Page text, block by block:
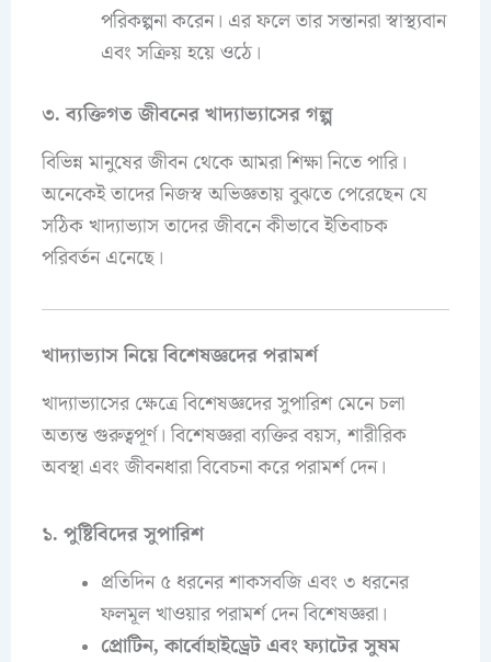
পরিকল্পনা করেন। এর ফলে তার সন্তানরা স্বাস্থ্যবান
এবং সক্রিয় হয়ে ওঠে।
৩. ব্যক্তিগত জীবনের খাদ্যাভ্যাসের গল্প
বিভিন্ন মানুষের জীবন থেকে আমরা শিক্ষা নিতে পারি।
অনেকেই তাদের নিজস্ব অভিজ্ঞতায় বুঝতে পেরেছেন যে
সঠিক খাদ্যাভ্যাস তাদের জীবনে কীভাবে ইতিবাচক
পরিবর্তন এনেছে।
খাদ্যাভ্যাস নিয়ে বিশেষজ্ঞদের পরামর্শ
খাদ্যাভ্যাসের ক্ষেত্রে বিশেষজ্ঞদের সুপারিশ মেনে চলা
অত্যন্ত গুরুত্বপূর্ণ। বিশেষজ্ঞরা ব্যক্তির বয়স, শারীরিক
অবস্থা এবং জীবনধারা বিবেচনা করে পরামর্শ দেন।
১. পুষ্টিবিদের সুপারিশ
প্রতিদিন ৫ ধরনের শাকসবজি এবং ৩ ধরনের
ফলমূল খাওয়ার পরামর্শ দেন বিশেষজ্ঞরা।
প্রোটিন, কার্বোহাইড্রেট এবং ফ্যাটের সুষম